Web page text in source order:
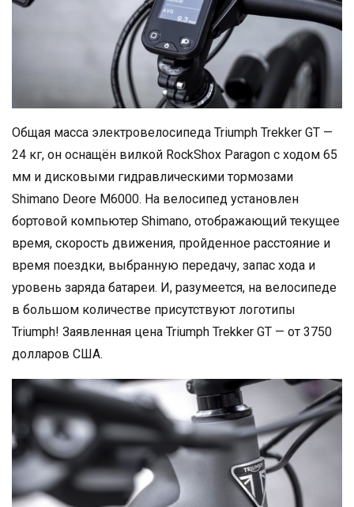
Общая масса электровелосипеда Triumph Trekker GT —
24 кг, он оснащён вилкой RockShox Paragon с ходом 65
мм и дисковыми гидравлическими тормозами
Shimano Deore M6000. На велосипед установлен
бортовой компьютер Shimano, отображающий текущее
время, скорость движения, пройденное расстояние и
время поездки, выбранную передачу, запас хода и
уровень заряда батареи. И, разумеется, на велосипеде
в большом количестве присутствуют логотипы
Triumph! Заявленная цена Triumph Trekker GT — от 3750
долларов США.